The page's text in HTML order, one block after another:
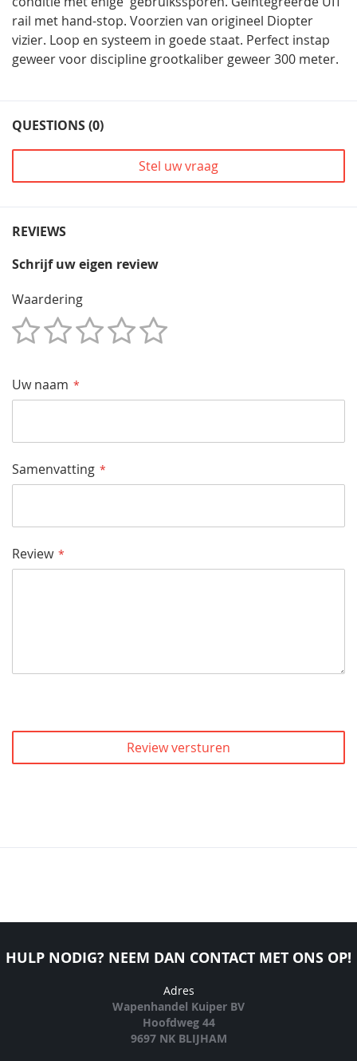
rail met hand-stop. Voorzien van origineel Diopter
vizier. Loop en systeem in goede staat. Perfect instap
geweer voor discipline grootkaliber geweer 300 meter.
QUESTIONS (0)
Stel uw vraag
REVIEWS
Schrijf uw eigen review
Waardering
Uw naam
Samenvatting
Review
Review versturen
HULP NODIG? NEEM DAN CONTACT MET ONS OP!
Adres
Wapenhandel Kuiper BV
Hoofdweg 44
9697 NK BLIJHAM